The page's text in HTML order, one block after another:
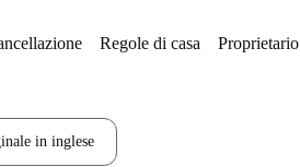
Regole di casa Proprietario
in inglese